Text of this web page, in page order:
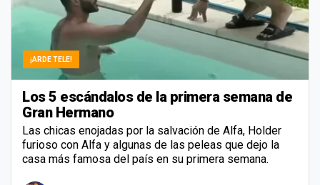
¡ARDE TELE!
Los 5 escándalos de la primera semana de
Gran Hermano
Las chicas enojadas por la salvación de Alfa, Holder
furioso con Alfa y algunas de las peleas que dejo la
casa más famosa del país en su primera semana.